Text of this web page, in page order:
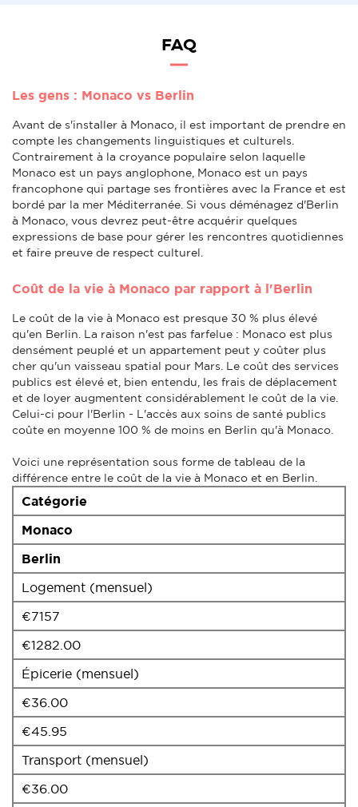
FAQ
Les gens : Monaco vs Berlin
Avant de s'installer à Monaco, il est important de prendre en
compte les changements linguistiques et culturels.
Contrairement à la croyance populaire selon laquelle
Monaco est un pays anglophone, Monaco est un pays
francophone qui partage ses frontières avec la France et est
bordé par la mer Méditerranée. Si vous déménagez d'Berlin
à Monaco, vous devrez peut-être acquérir quelques
expressions de base pour gérer les rencontres quotidiennes
et faire preuve de respect culturel.
Coût de la vie à Monaco par rapport à l'Berlin
Le coût de la vie à Monaco est presque 30 % plus élevé
qu'en Berlin. La raison n'est pas farfelue : Monaco est plus
densément peuplé et un appartement peut y coûter plus
cher qu'un vaisseau spatial pour Mars. Le coût des services
publics est élevé et, bien entendu, les frais de déplacement
et de loyer augmentent considérablement le coût de la vie.
Celui-ci pour l'Berlin - L'accès aux soins de santé publics
coûte en moyenne 100 % de moins en Berlin qu'à Monaco.
Voici une représentation sous forme de tableau de la
différence entre le coût de la vie à Monaco et en Berlin.
Catégorie
Monaco
Berlin
Logement (mensuel)
€7157
€1282.00
Épicerie (mensuel)
€36.00
€45.95
Transport (mensuel)
€36.00